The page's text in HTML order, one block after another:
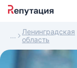
Ленинградская
область